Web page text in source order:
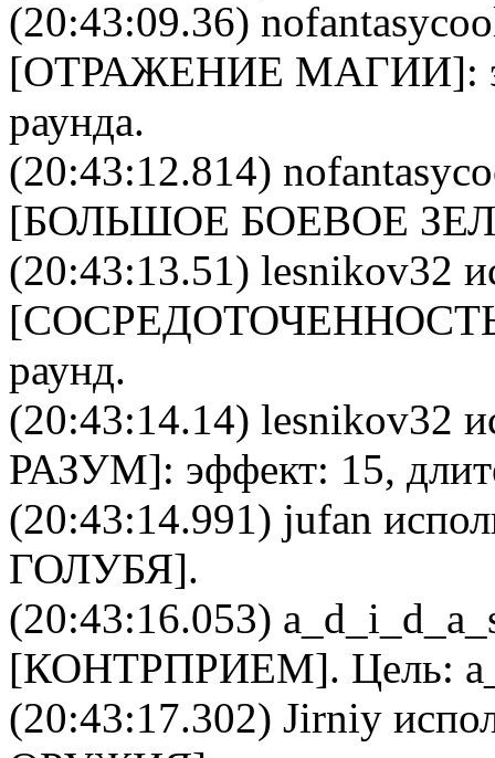
(20:43:09.36)
[ОТРАЖЕНИЕ МАГИИ]:
раунда.
(20:43:12.814)
[БОЛЬШОЕ БОЕВОЕ
(20:43:13.51) lesnikov32
[
раунд.
(20:43:14.14) lesnikov32
РАЗУМ]: эффект: 15,
(20:43:14.991) jufan
ГОЛУБЯ].
(20:43:16.053)
[КОНТРПРИЕМ]. Цель:
(20:43:17.302) Jirniy